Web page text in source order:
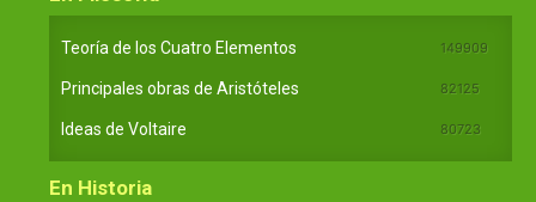
Teoría de los Cuatro Elementos 149909
Principales obras de Aristóteles 82125
Ideas de Voltaire 80723
En Historia